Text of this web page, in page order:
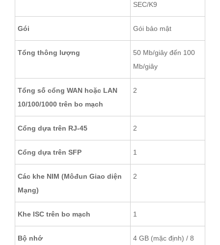
SEC/K9
Gói Gói bảo mật
Tổng thông lượng
50 Mb/giây đến 100
Mb/giây
Tổng số cổng WAN hoặc LAN
10/100/1000 trên bo mạch
2
Cổng dựa trên RJ-45 2
Cổng dựa trên SFP 1
Các khe NIM (Môđun Giao diện
Mạng)
2
Khe ISC trên bo mạch 1
Bộ nhớ
4 GB (mặc định) / 8